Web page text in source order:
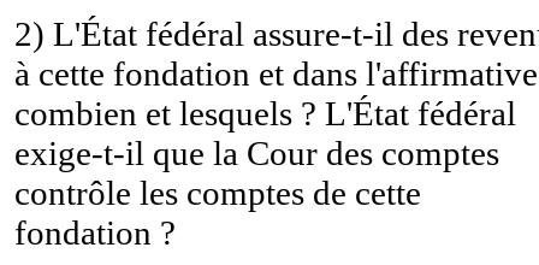
2) L'État fédéral assure-t-il des
à cette fondation et dans
combien et lesquels ? L'État fédéral
exige-t-il que la Cour des comptes
contrôle les comptes de cette
fondation ?